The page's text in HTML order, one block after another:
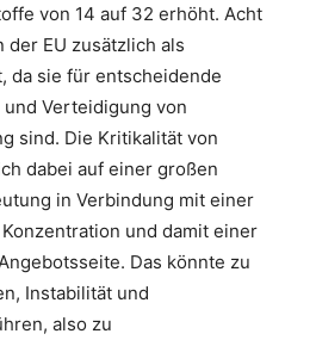
von 14 auf 32 erhöht. Acht
EU zusätzlich als
da sie für entscheidende
Verteidigung von
sind. Die Kritikalität von
dabei auf einer großen
in Verbindung mit einer
und damit einer
Das könnte zu
Instabilität und
also zu